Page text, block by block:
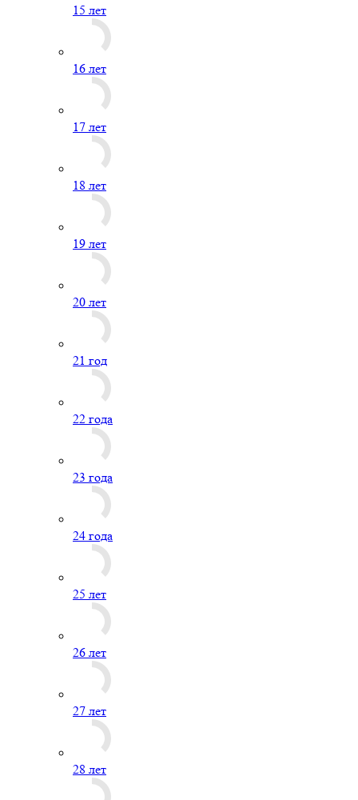
15 лет
16 лет
17 лет
18 лет
19 лет
20 лет
21 год
22 года
23 года
24 года
25 лет
26 лет
27 лет
28 лет